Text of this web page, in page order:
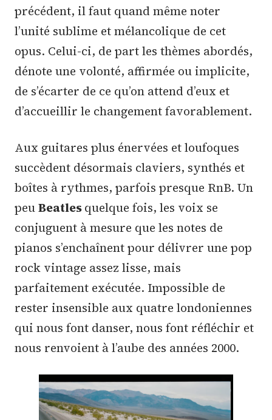
précédent, il faut quand même noter
l’unité sublime et mélancolique de cet
opus. Celui-ci, de part les thèmes abordés,
dénote une volonté, affirmée ou implicite,
de s’écarter de ce qu’on attend d’eux et
d’accueillir le changement favorablement.
Aux guitares plus énervées et loufoques
succèdent désormais claviers, synthés et
boîtes à rythmes, parfois presque RnB. Un
peuBeatlesquelque fois, les voix se
conjuguent à mesure que les notes de
pianos s’enchaînent pour délivrer une pop
rock vintage assez lisse, mais
parfaitement exécutée. Impossible de
rester insensible aux quatre londoniennes
qui nous font danser, nous font réfléchir et
nous renvoient à l’aube des années 2000.